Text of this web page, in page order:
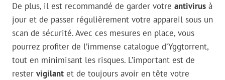
De plus, il est recommandé de garder votre antivirus à
jour et de passer régulièrement votre appareil sous un
scan de sécurité. Avec ces mesures en place, vous
pourrez profiter de l’immense catalogue d’Yggtorrent,
tout en minimisant les risques. L’important est de
rester vigilant et de toujours avoir en tête votre